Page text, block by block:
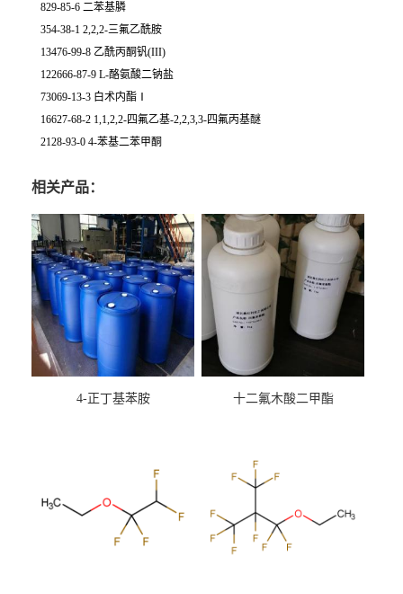
829-85-6 二苯基膦
354-38-1 2,2,2-三氟乙酰胺
13476-99-8 乙酰丙酮钒(III)
122666-87-9 L-酪氨酸二钠盐
73069-13-3 白术内酯Ⅰ
16627-68-2 1,1,2,2-四氟乙基-2,2,3,3-四氟丙基醚
2128-93-0 4-苯基二苯甲酮
相关产品：
4-正丁基苯胺 十二氟木酸二甲酯